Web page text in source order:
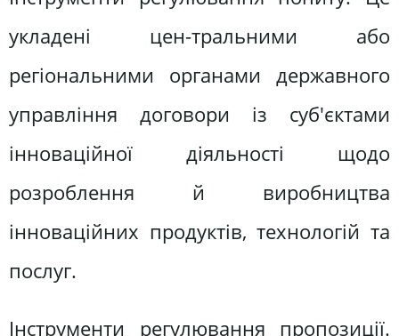
укладені цен-тральними або
регіональними органами державного
управління договори із суб'єктами
інноваційної діяльності щодо
розроблення й виробництва
інноваційних продуктів, технологій та
послуг.
Інструменти регулювання пропозиції.